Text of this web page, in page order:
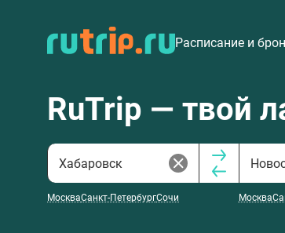
Расписание и
RuTrip — твой
МоскваСанкт-ПетербургСочи Москва